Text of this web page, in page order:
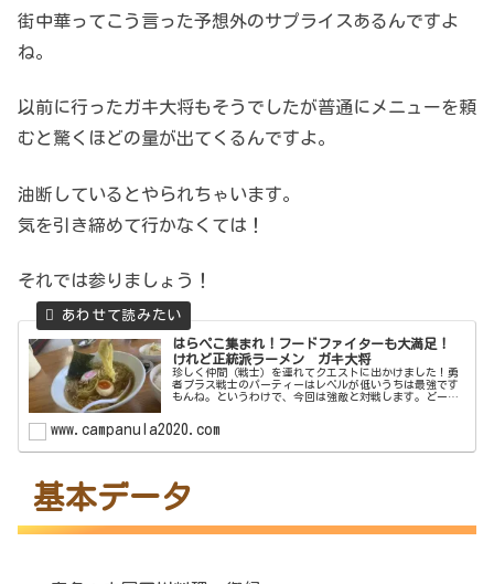
街中華ってこう言った予想外のサプライスあるんですよ
ね。
以前に行ったガキ大将もそうでしたが普通にメニューを頼
むと驚くほどの量が出てくるんですよ。
油断しているとやられちゃいます。
気を引き締めて行かなくては！
それでは参りましょう！
はらぺこ集まれ！フードファイターも大満足！
けれど正統派ラーメン ガキ大将
珍しく仲間（戦士）を連れてクエストに出かけました！勇
者プラス戦士のパーティーはレベルが低いうちは最強です
もんね。というわけで、今回は強敵と対戦します。どー
www.campanula2020.com
基本データ